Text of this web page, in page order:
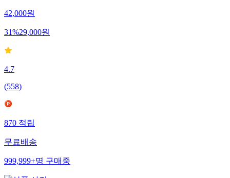
42,000원
31%29,000원
4.7
(558)
870 적립
무료배송
999,999+명 구매중